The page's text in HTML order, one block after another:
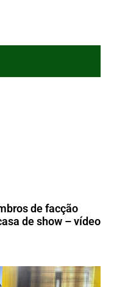
de facção
de show – vídeo